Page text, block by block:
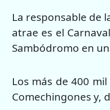
La responsable de
atrae es el
Sambódromo en
Los más de 400
Comechingones y,